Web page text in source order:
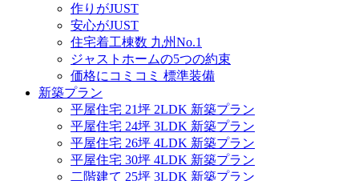
作りがJUST
安心がJUST
住宅着工棟数 九州No.1
ジャストホームの5つの約束
価格にコミコミ 標準装備
新築プラン
平屋住宅 21坪 2LDK 新築プラン
平屋住宅 24坪 3LDK 新築プラン
平屋住宅 26坪 4LDK 新築プラン
平屋住宅 30坪 4LDK 新築プラン
二階建て 25坪 3LDK 新築プラン